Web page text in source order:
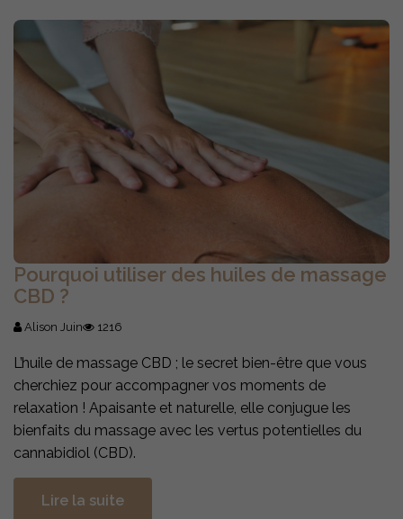
Pourquoi utiliser des huiles de massage
CBD ?
Alison Juin 1216
L’huile de massage CBD ; le secret bien-être que vous
cherchiez pour accompagner vos moments de
relaxation ! Apaisante et naturelle, elle conjugue les
bienfaits du massage avec les vertus potentielles du
cannabidiol (CBD).
Lire la suite